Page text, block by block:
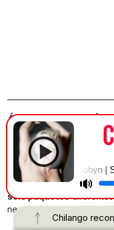
Robyn | Sucker
ÁLVARO OBREGÓN
Tann Pilates
El estudio de pilates
principiantes hasta
para embarazadas y
seis paquetesdiferentes
necesidades, con
Chilango